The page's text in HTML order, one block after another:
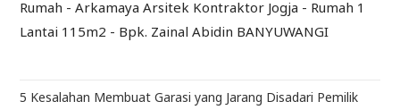
5 Kesalahan Membuat Garasi yang Jarang Disadari Pemilik